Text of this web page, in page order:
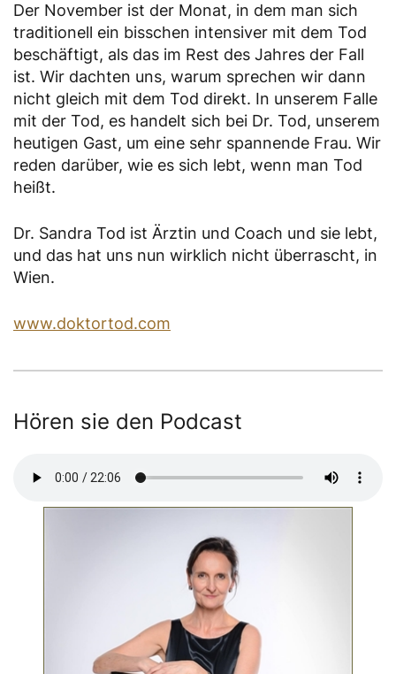
Der November ist der Monat, in dem man sich
traditionell ein bisschen intensiver mit dem Tod
beschäftigt, als das im Rest des Jahres der Fall
ist. Wir dachten uns, warum sprechen wir dann
nicht gleich mit dem Tod direkt. In unserem Falle
mit der Tod, es handelt sich bei Dr. Tod, unserem
heutigen Gast, um eine sehr spannende Frau. Wir
reden darüber, wie es sich lebt, wenn man Tod
heißt.
Dr. Sandra Tod ist Ärztin und Coach und sie lebt,
und das hat uns nun wirklich nicht überrascht, in
Wien.
www.doktortod.com
Hören sie den Podcast